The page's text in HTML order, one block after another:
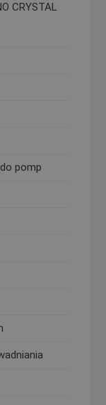
CRYSTAL
pomp